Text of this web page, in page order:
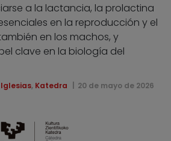
a la lactancia, la prolactina
en la reproducción y el
en los machos, y
clave en la biología del
, Katedra 20 de mayo de 2026